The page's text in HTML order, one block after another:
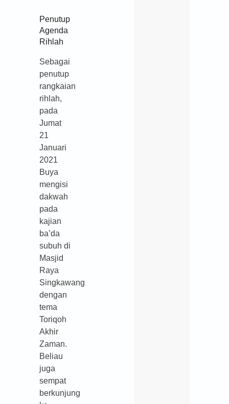
Penutup
Agenda
Rihlah
Sebagai
penutup
rangkaian
rihlah,
pada
Jumat
21
Januari
2021
Buya
mengisi
dakwah
pada
kajian
ba’da
subuh di
Masjid
Raya
Singkawang
dengan
tema
Toriqoh
Akhir
Zaman.
Beliau
juga
sempat
berkunjung